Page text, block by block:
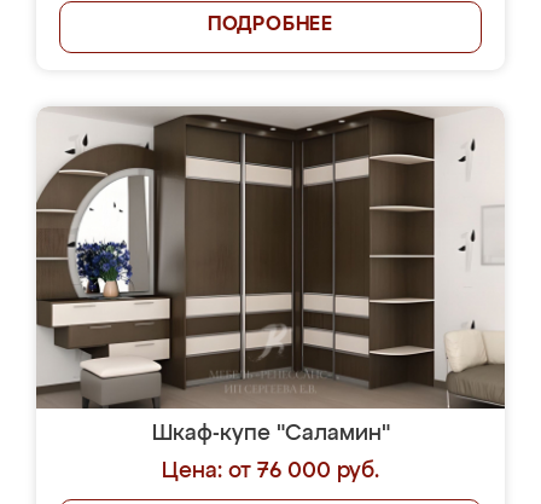
ПОДРОБНЕЕ
Шкаф-купе "Саламин"
Цена: от 76 000 руб.